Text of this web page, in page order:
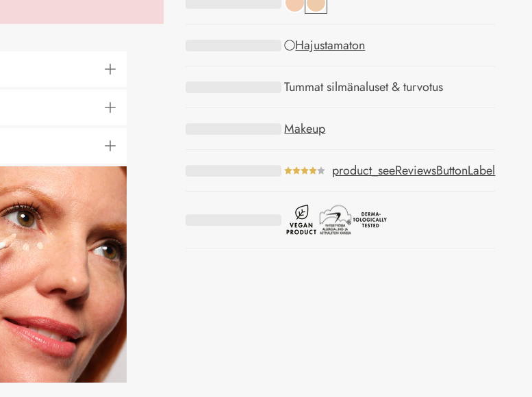
Hajustamaton
Tummat silmänaluset & turvotus
Makeup
product_seeReviewsButtonLabel